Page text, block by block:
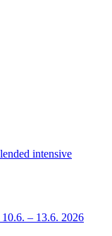
intensive
– 13.6. 2026